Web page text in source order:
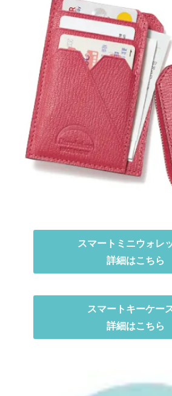
スマートミニウォレ
詳細はこちら
スマートキーケー
詳細はこちら